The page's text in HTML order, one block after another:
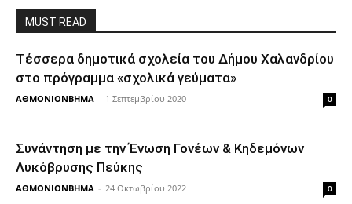
MUST READ
Τέσσερα δημοτικά σχολεία του Δήμου Χαλανδρίου
στο πρόγραμμα «σχολικά γεύματα»
ΑΘΜΟΝΙΟΝΒΗΜΑ - 1 Σεπτεμβρίου 2020 0
Συνάντηση με την Ένωση Γονέων & Κηδεμόνων
Λυκόβρυσης Πεύκης
ΑΘΜΟΝΙΟΝΒΗΜΑ - 24 Οκτωβρίου 2022 0